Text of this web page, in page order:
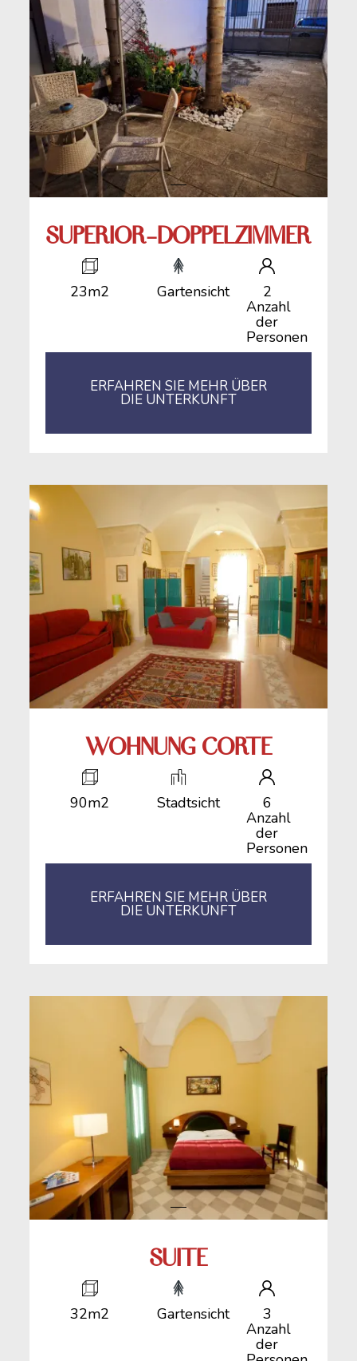
SUPERIOR-DOPPELZIMMER
23m2 Gartensicht 2
Anzahl
der
Personen
ERFAHREN SIE MEHR ÜBER
DIE UNTERKUNFT
WOHNUNG CORTE
90m2 Stadtsicht 6
Anzahl
der
Personen
ERFAHREN SIE MEHR ÜBER
DIE UNTERKUNFT
SUITE
32m2 Gartensicht 3
Anzahl
der